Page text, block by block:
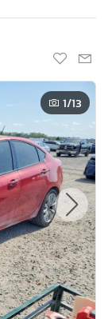
1/13